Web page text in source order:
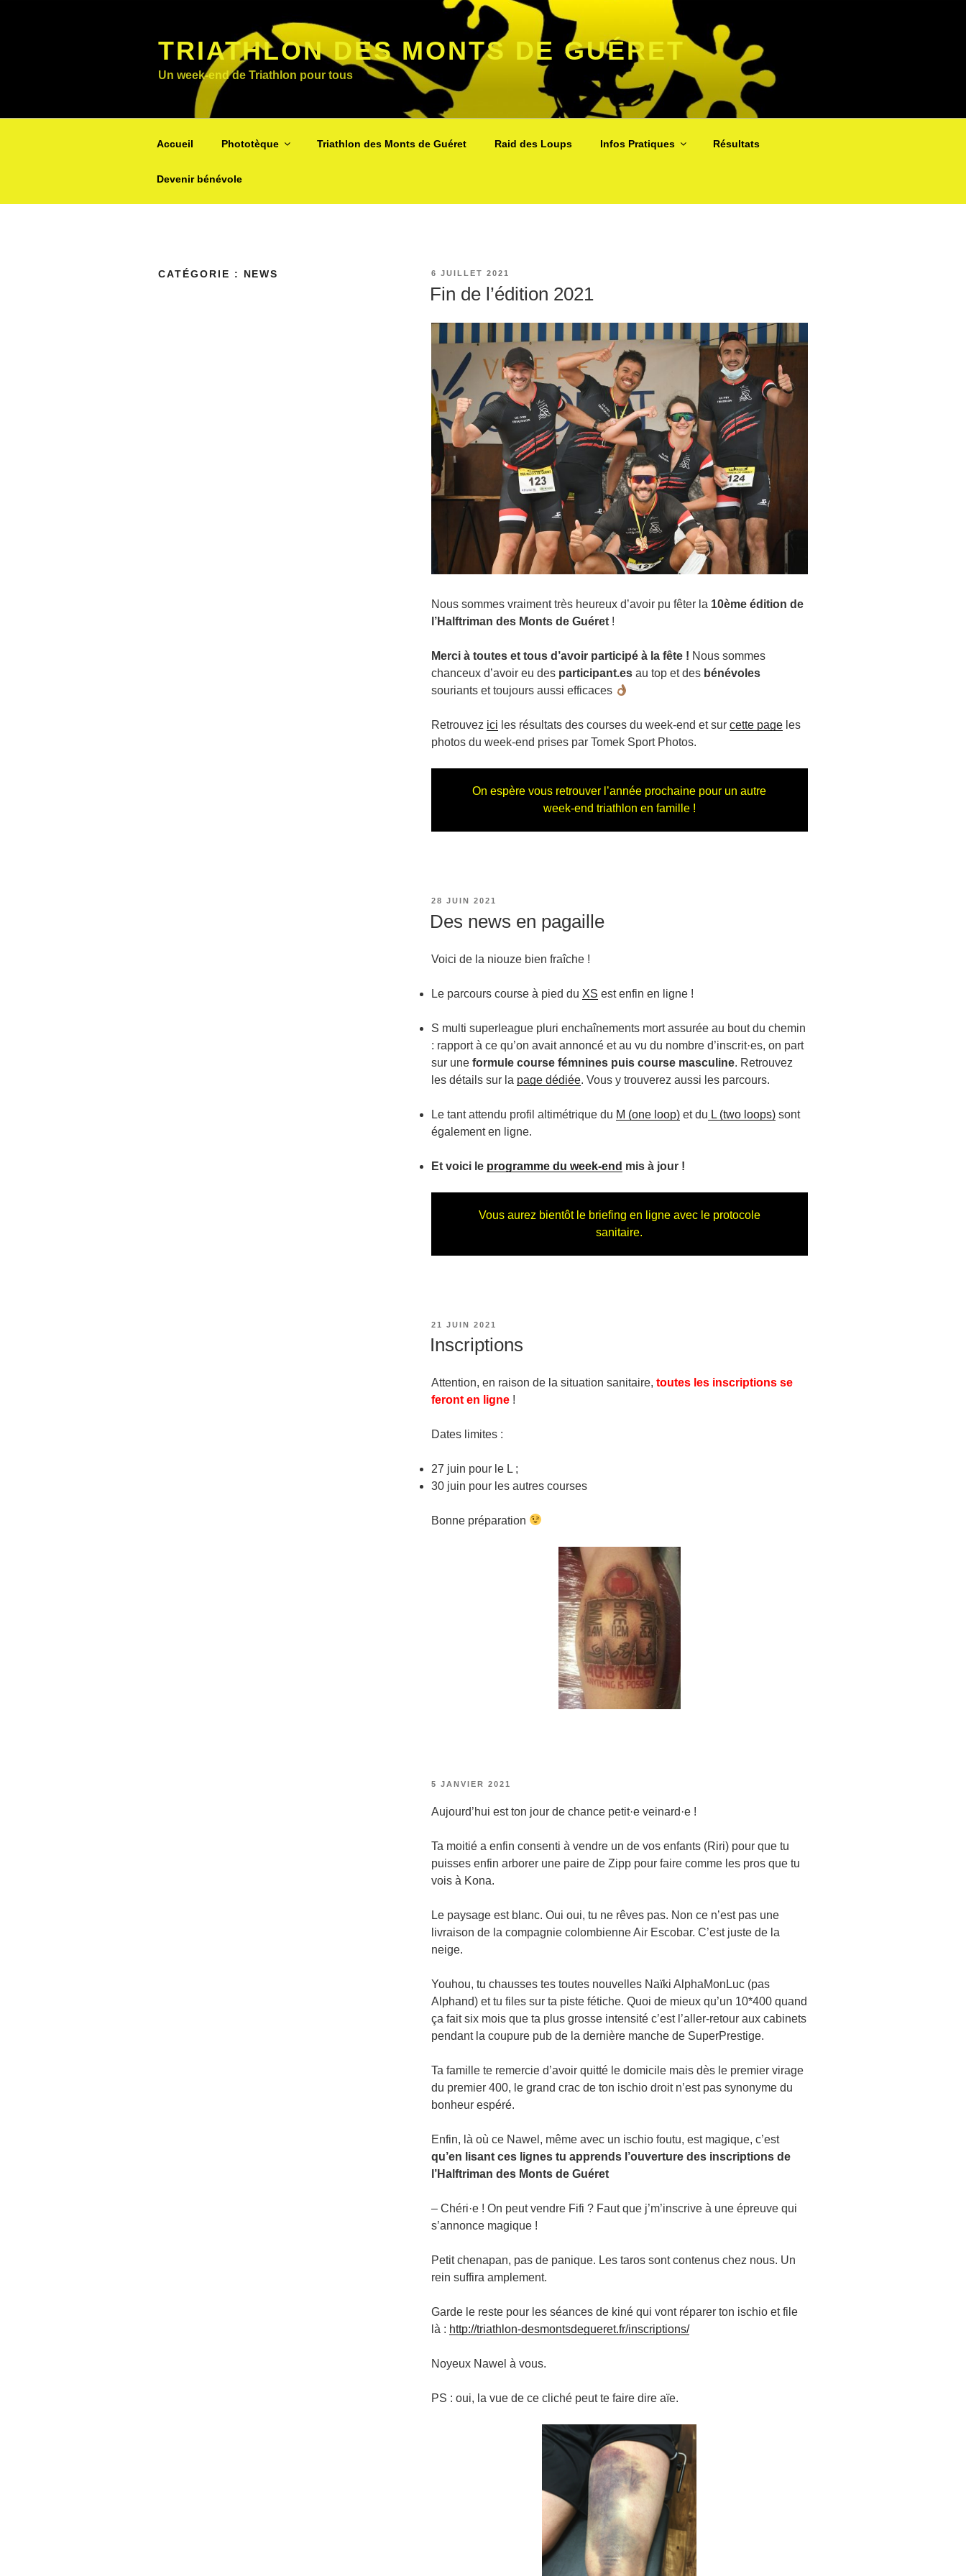
TRIATHLON DES MONTS DE GUÉRET
Un week-end de Triathlon pour tous
Accueil Phototèque Triathlon des Monts de Guéret Raid des Loups Infos Pratiques Résultats
Devenir bénévole
CATÉGORIE : NEWS
PUBLIÉ
6 JUILLET 2021
Fin de l’édition 2021
Nous sommes vraiment très heureux d’avoir pu fêter la 10ème édition de
l’Halftriman des Monts de Guéret!
Merci à toutes et tous d’avoir participé à la fête ! Nous sommes
chanceux d’avoir eu des participant.esau top et des bénévoles
souriants et toujours aussi efficaces
Retrouvez ici les résultats des courses du week-end et sur cette pageles
photos du week-end prises par Tomek Sport Photos.
On espère vous retrouver l’année prochaine pour un autre
week-end triathlon en famille !
PUBLIÉ
28 JUIN 2021
Des news en pagaille
Voici de la niouze bien fraîche !
Le parcours course à pied du XS est enfin en ligne !
S multi superleague pluri enchaînements mort assurée au bout du chemin
: rapport à ce qu’on avait annoncé et au vu du nombre d’inscrit·es, on part
sur une formule course fémnines puis course masculine. Retrouvez
les détails sur la page dédiée. Vous y trouverez aussi les parcours.
Le tant attendu profil altimétrique du M (one loop)et du L (two loops)sont
également en ligne.
Et voici le programme du week-end mis à jour !
Vous aurez bientôt le briefing en ligne avec le protocole
sanitaire.
PUBLIÉ
21 JUIN 2021
Inscriptions
Attention, en raison de la situation sanitaire, toutes les inscriptions se
feront en ligne!
Dates limites :
27 juin pour le L ;
30 juin pour les autres courses
Bonne préparation
PUBLIÉ
5 JANVIER 2021
Aujourd’hui est ton jour de chance petit·e veinard·e !
Ta moitié a enfin consenti à vendre un de vos enfants (Riri) pour que tu
puisses enfin arborer une paire de Zipp pour faire comme les pros que tu
vois à Kona.
Le paysage est blanc. Oui oui, tu ne rêves pas. Non ce n’est pas une
livraison de la compagnie colombienne Air Escobar. C’est juste de la
neige.
Youhou, tu chausses tes toutes nouvelles Naïki AlphaMonLuc (pas
Alphand) et tu files sur ta piste fétiche. Quoi de mieux qu’un 10*400 quand
ça fait six mois que ta plus grosse intensité c’est l’aller-retour aux cabinets
pendant la coupure pub de la dernière manche de SuperPrestige.
Ta famille te remercie d’avoir quitté le domicile mais dès le premier virage
du premier 400, le grand crac de ton ischio droit n’est pas synonyme du
bonheur espéré.
Enfin, là où ce Nawel, même avec un ischio foutu, est magique, c’est
qu’en lisant ces lignes tu apprends l’ouverture des inscriptions de
l’Halftriman des Monts de Guéret
– Chéri·e ! On peut vendre Fifi ? Faut que j’m’inscrive à une épreuve qui
s’annonce magique !
Petit chenapan, pas de panique. Les taros sont contenus chez nous. Un
rein suffira amplement.
Garde le reste pour les séances de kiné qui vont réparer ton ischio et file
là : http://triathlon-desmontsdegueret.fr/inscriptions/
Noyeux Nawel à vous.
PS : oui, la vue de ce cliché peut te faire dire aïe.